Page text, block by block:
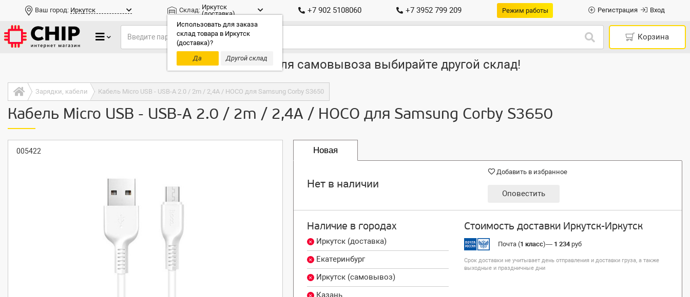
Ваш город: Иркутск Склад: Иркутск
(доставка)
Использовать для заказа
склад товара в Иркутск
(доставка)?
Да
Другой склад
+7 902 5108060 +7 3952 799 209 Режим работы Регистрация Вход
Корзина
Только доставка, для самовывоза выбирайте другой склад!
Зарядки, кабели Кабель Micro USB - USB-A 2.0 / 2m / 2,4A / HOCO для Samsung Corby S3650
Кабель Micro USB - USB-A 2.0 / 2m / 2,4A / HOCO для Samsung Corby S3650
005422 Новая
Нет в наличии
Добавить в избранное
Оповестить
Наличие в городах
Иркутск (доставка)
Екатеринбург
Иркутск (самовывоз)
Казань
Стоимость доставки Иркутск-Иркутск
Почта (1 класс)— 1 234руб
Срок доставки не учитывает день отправления и доставки груза, а также
выходные и праздничные дни